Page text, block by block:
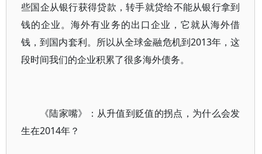
些国企从银行获得贷款，转手就贷给不能从银行拿到
钱的企业。海外有业务的出口企业，它就从海外借
钱，到国内套利。所以从全球金融危机到2013年，这
段时间我们的企业积累了很多海外债务。
《陆家嘴》：从升值到贬值的拐点，为什么会发
生在2014年？